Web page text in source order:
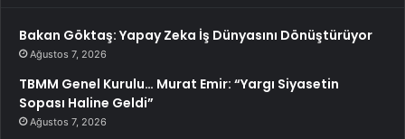
Bakan Göktaş: Yapay Zeka İş Dünyasını Dönüştürüyor
Ağustos 7, 2026
TBMM Genel Kurulu… Murat Emir: “Yargı Siyasetin
Sopası Haline Geldi”
Ağustos 7, 2026